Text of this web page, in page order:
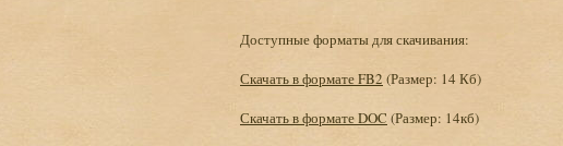
Доступные форматы для скачивания:
Скачать в формате FB2 (Размер: 14 Кб)
Скачать в формате DOC (Размер: 14кб)